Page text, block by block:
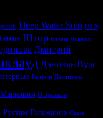
Deep Water Solo IFCS
Штор Башня Дьявола
Дмитрий
Дэниэль Вудс
Катрин Дестивель
О проекте
Рустам Гельманов Саша